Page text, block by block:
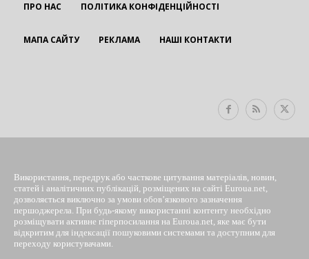
ПРО НАС ПОЛІТИКА КОНФІДЕНЦІЙНОСТІ
МАПА САЙТУ РЕКЛАМА НАШІ КОНТАКТИ
Використання, передрук або часткове цитування матеріалів, новин,
статей і аналітичних публікацій, розміщених на сайті Euroua.net,
дозволяється виключно за умови обов’язкового зазначення
першоджерела. При будь-якому використанні контенту необхідно
розміщувати активне гіперпосилання на Euroua.net, яке має бути
відкритим для індексації пошуковими системами та доступним для
переходу користувачами.